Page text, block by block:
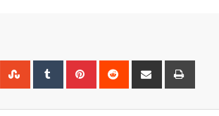
WhatsappStumbleUpon
Tumblr Pinterest Reddit
Share